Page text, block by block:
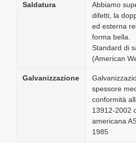
Saldatura
Abbiamo
difetti, la
ed esterna
forma bella.
Standard di
(American
Galvanizzazione
spessore
conformità
13912-2002
americana
1985